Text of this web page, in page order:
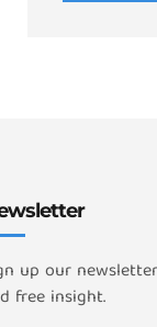
up our
free insight.